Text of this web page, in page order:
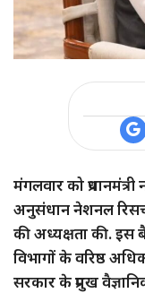
मंगलवार को
अनुसंधान नेशनल
की अध्यक्षता की. इस
विभागों के वरिष्ठ
सरकार के प्रमुख